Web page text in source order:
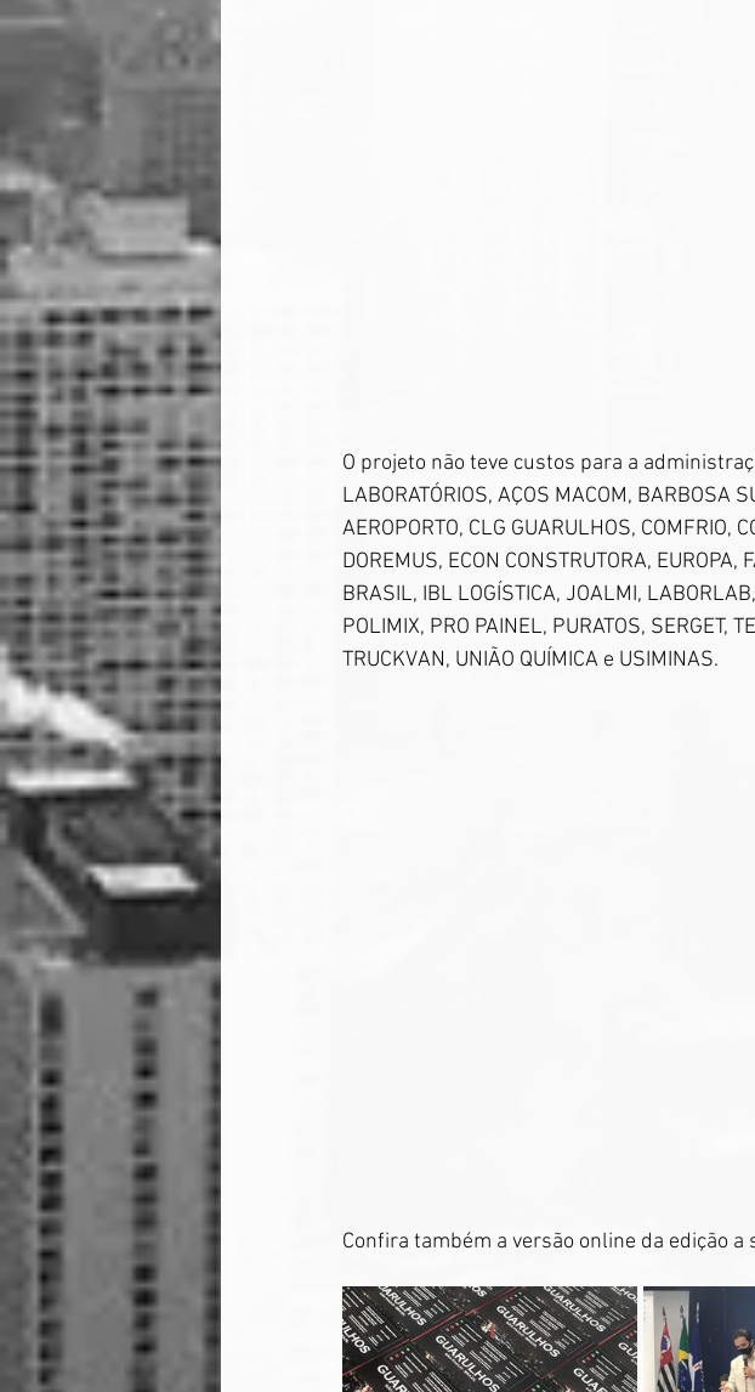
O projeto não teve custos para a
LABORATÓRIOS, AÇOS MACOM, BARBOSA
AEROPORTO, CLG GUARULHOS, COMFRIO,
DOREMUS, ECON CONSTRUTORA, EUROPA,
BRASIL, IBL LOGÍSTICA, JOALMI,
POLIMIX, PRO PAINEL, PURATOS, SERGET,
TRUCKVAN, UNIÃO QUÍMICA e USIMINAS.
Confira também a versão online da edição a